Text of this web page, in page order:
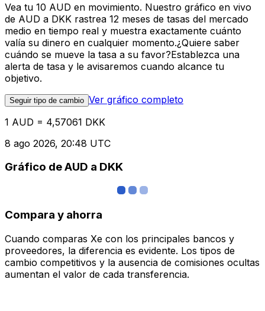
Vea tu 10 AUD en movimiento. Nuestro gráfico en vivo
de AUD a DKK rastrea 12 meses de tasas del mercado
medio en tiempo real y muestra exactamente cuánto
valía su dinero en cualquier momento.¿Quiere saber
cuándo se mueve la tasa a su favor?Establezca una
alerta de tasa y le avisaremos cuando alcance tu
objetivo.
Seguir tipo de cambio Ver gráfico completo
1 AUD = 4,57061 DKK
8 ago 2026, 20:48 UTC
Gráfico de AUD a DKK
Compara y ahorra
Cuando comparas Xe con los principales bancos y
proveedores, la diferencia es evidente. Los tipos de
cambio competitivos y la ausencia de comisiones ocultas
aumentan el valor de cada transferencia.